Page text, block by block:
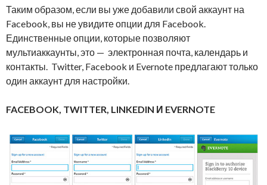
Таким образом, если вы уже добавили свой аккаунт на
Facebook, вы не увидите опции для Facebook.
Единственные опции, которые позволяют
мультиаккаунты, это — электронная почта, календарь и
контакты. Twitter, Facebook и Evernote предлагают только
один аккаунт для настройки.
FACEBOOK, TWITTER, LINKEDIN И EVERNOTE